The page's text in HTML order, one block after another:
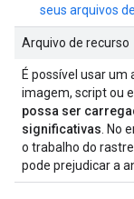
seus arquivos
Arquivo de recurso
É possível usar
imagem, script ou
possa ser
significativas .
o trabalho do
pode prejudicar a